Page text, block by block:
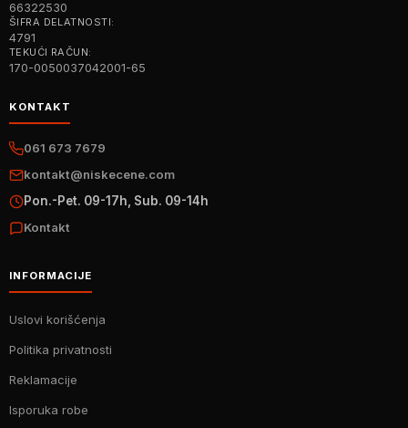
66322530
ŠIFRA DELATNOSTI:
4791
TEKUĆI RAČUN:
170-0050037042001-65
KONTAKT
061 673 7679
kontakt@niskecene.com
Pon.-Pet. 09-17h, Sub. 09-14h
Kontakt
INFORMACIJE
Uslovi korišćenja
Politika privatnosti
Reklamacije
Isporuka robe